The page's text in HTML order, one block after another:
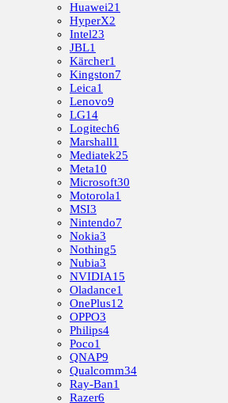
Huawei21
HyperX2
Intel23
JBL1
Kärcher1
Kingston7
Leica1
Lenovo9
LG14
Logitech6
Marshall1
Mediatek25
Meta10
Microsoft30
Motorola1
MSI3
Nintendo7
Nokia3
Nothing5
Nubia3
NVIDIA15
Oladance1
OnePlus12
OPPO3
Philips4
Poco1
QNAP9
Qualcomm34
Ray-Ban1
Razer6